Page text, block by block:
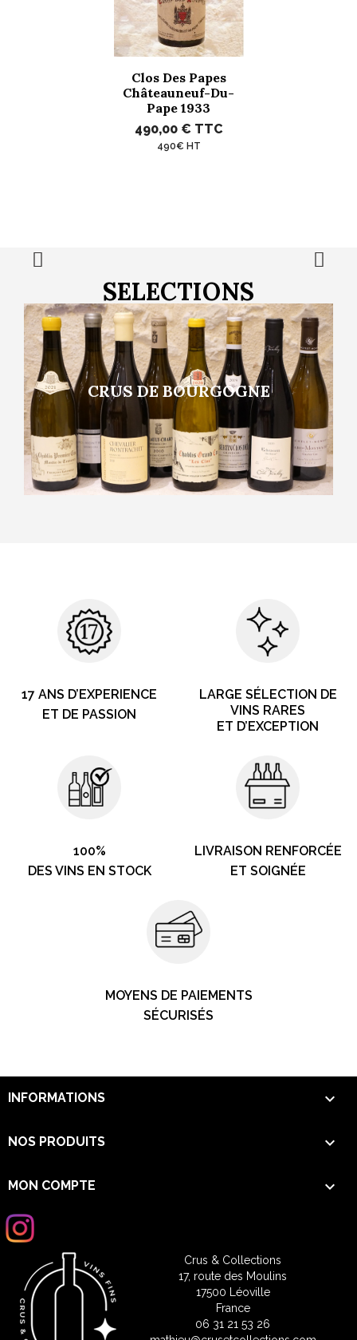
Clos Des Papes
Châteauneuf-Du-
Pape 1933
490,00 € TTC
490€ HT
SELECTIONS
CRUS DE BOURGOGNE
17 ANS D’EXPERIENCE
ET DE PASSION
LARGE SÉLECTION DE
VINS RARES
ET D’EXCEPTION
100%
DES VINS EN STOCK
LIVRAISON RENFORCÉE
ET SOIGNÉE
MOYENS DE PAIEMENTS
SÉCURISÉS
INFORMATIONS 
NOS PRODUITS 
MON COMPTE 
Crus & Collections
17, route des Moulins
17500 Léoville
France
06 31 21 53 26